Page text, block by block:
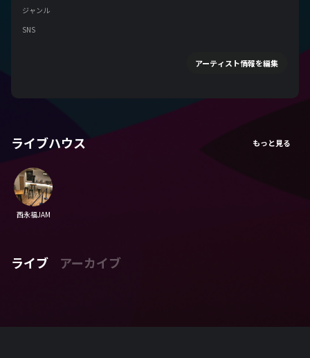
ジャンル
SNS
アーティスト情報を編集
ライブハウス
西永福JAM
ライブ アーカイブ